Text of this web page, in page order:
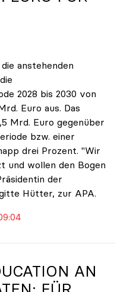
anstehenden
2028 bis 2030 von
Euro aus. Das
Mrd. Euro gegenüber
bzw. einer
drei Prozent. "Wir
und wollen den Bogen
der
Hütter, zur APA.
AN